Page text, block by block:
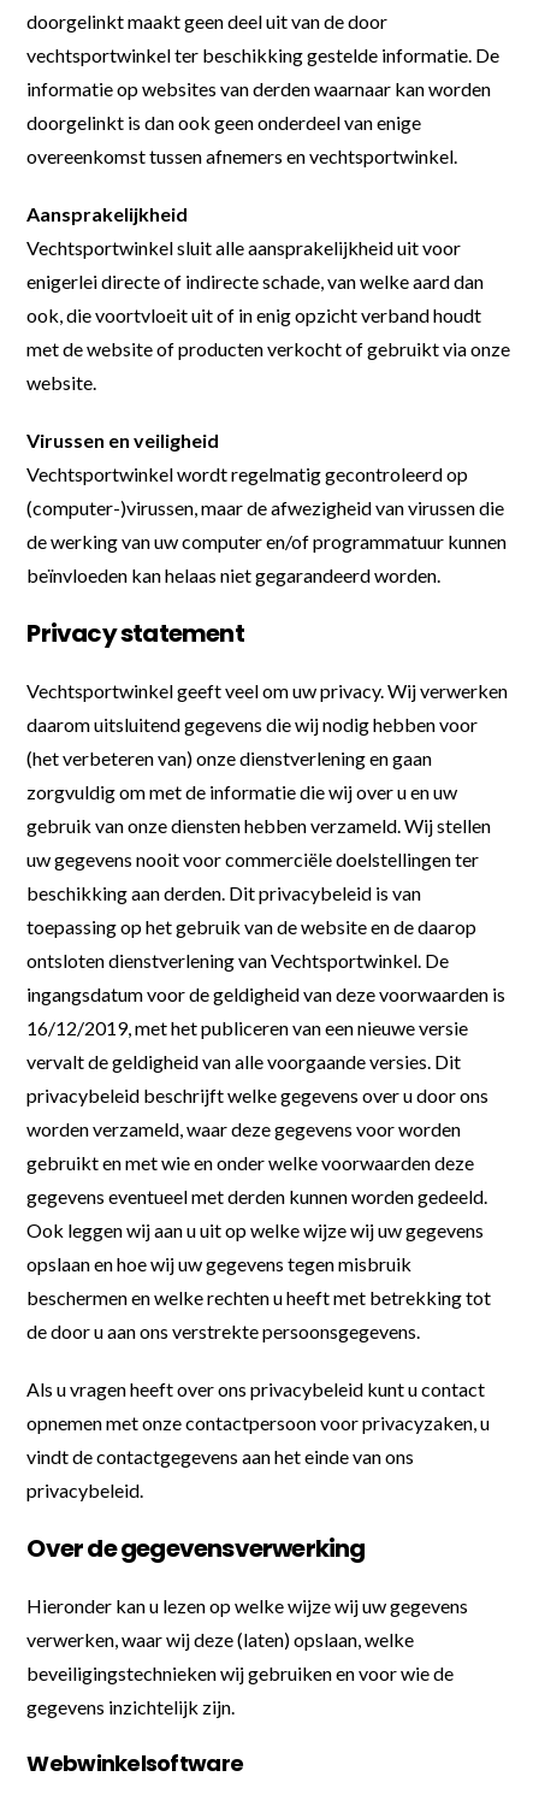
doorgelinkt maakt geen deel uit van de door
vechtsportwinkel ter beschikking gestelde informatie. De
informatie op websites van derden waarnaar kan worden
doorgelinkt is dan ook geen onderdeel van enige
overeenkomst tussen afnemers en vechtsportwinkel.
Aansprakelijkheid
Vechtsportwinkel sluit alle aansprakelijkheid uit voor
enigerlei directe of indirecte schade, van welke aard dan
ook, die voortvloeit uit of in enig opzicht verband houdt
met de website of producten verkocht of gebruikt via onze
website.
Virussen en veiligheid
Vechtsportwinkel wordt regelmatig gecontroleerd op
(computer-)virussen, maar de afwezigheid van virussen die
de werking van uw computer en/of programmatuur kunnen
beïnvloeden kan helaas niet gegarandeerd worden.
Privacy statement
Vechtsportwinkel geeft veel om uw privacy. Wij verwerken
daarom uitsluitend gegevens die wij nodig hebben voor
(het verbeteren van) onze dienstverlening en gaan
zorgvuldig om met de informatie die wij over u en uw
gebruik van onze diensten hebben verzameld. Wij stellen
uw gegevens nooit voor commerciële doelstellingen ter
beschikking aan derden. Dit privacybeleid is van
toepassing op het gebruik van de website en de daarop
ontsloten dienstverlening van Vechtsportwinkel. De
ingangsdatum voor de geldigheid van deze voorwaarden is
16/12/2019, met het publiceren van een nieuwe versie
vervalt de geldigheid van alle voorgaande versies. Dit
privacybeleid beschrijft welke gegevens over u door ons
worden verzameld, waar deze gegevens voor worden
gebruikt en met wie en onder welke voorwaarden deze
gegevens eventueel met derden kunnen worden gedeeld.
Ook leggen wij aan u uit op welke wijze wij uw gegevens
opslaan en hoe wij uw gegevens tegen misbruik
beschermen en welke rechten u heeft met betrekking tot
de door u aan ons verstrekte persoonsgegevens.
Als u vragen heeft over ons privacybeleid kunt u contact
opnemen met onze contactpersoon voor privacyzaken, u
vindt de contactgegevens aan het einde van ons
privacybeleid.
Over de gegevensverwerking
Hieronder kan u lezen op welke wijze wij uw gegevens
verwerken, waar wij deze (laten) opslaan, welke
beveiligingstechnieken wij gebruiken en voor wie de
gegevens inzichtelijk zijn.
Webwinkelsoftware